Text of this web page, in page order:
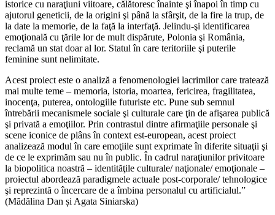
istorice cu naraţiuni viitoare, călătoresc înainte şi înapoi în timp cu
ajutorul geneticii, de la origini şi până la sfârşit, de la fire la trup, de
la date la memorie, de la faţă la interfaţă. Jelindu-şi identificarea
emoţională cu ţările lor de mult dispărute, Polonia şi România,
reclamă un stat doar al lor. Statul în care teritoriile şi puterile
feminine sunt nelimitate.
Acest proiect este o analiză a fenomenologiei lacrimilor care tratează
mai multe teme – memoria, istoria, moartea, fericirea, fragilitatea,
inocenţa, puterea, ontologiile futuriste etc. Pune sub semnul
întrebării mecanismele sociale şi culturale care ţin de afişarea publică
şi privată a emoţiilor. Prin contrastul dintre afirmaţiile personale şi
scene iconice de plâns în context est-european, acest proiect
analizează modul în care emoţiile sunt exprimate în diferite situaţii şi
de ce le exprimăm sau nu în public. În cadrul naraţiunilor privitoare
la biopolitica noastră – identităţile culturale/ naţionale/ emoţionale –
proiectul abordează paradigmele actuale post-corporale/ tehnologice
şi reprezintă o încercare de a îmbina personalul cu artificialul.”
(Mădălina Dan și Agata Siniarska)